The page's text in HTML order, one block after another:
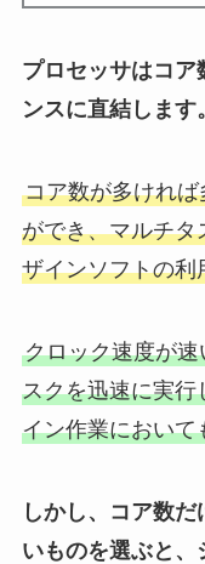
プロセッサはコア
ンスに直結します。
コア数が多けれ
ができ、マルチタ
ザインソフトの利
クロック速度が
スクを迅速に実行
イン作業において
しかし、コア数
いものを選ぶと